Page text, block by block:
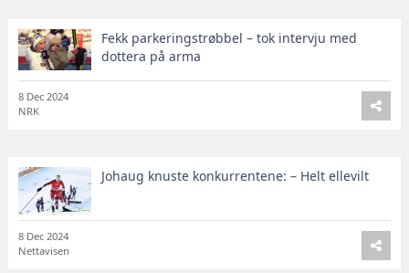
Fekk parkeringstrøbbel – tok intervju med
dottera på arma
8 Dec 2024
NRK
Johaug knuste konkurrentene: – Helt ellevilt
8 Dec 2024
Nettavisen